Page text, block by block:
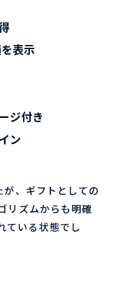
表示
ジ付き
ン
、ギフトとしての
リズムからも明確
ている状態でし